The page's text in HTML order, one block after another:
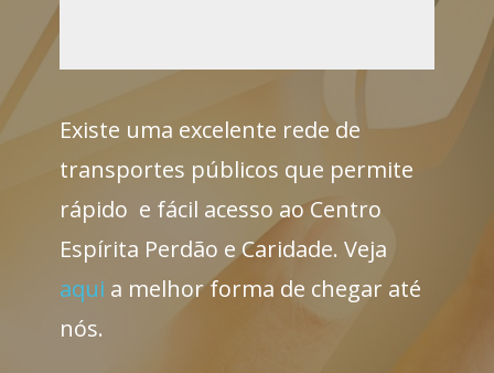
Existe uma excelent​e rede de
transportes púb​licos que permite
rápido e fácil acesso ao Centro
Espírita Perdão e Caridade. Veja
aqui a melhor forma de chegar até
nós.